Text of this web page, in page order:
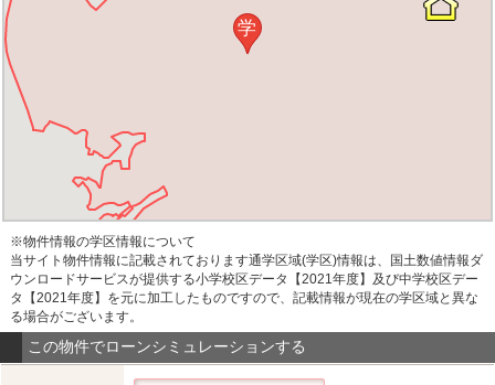
学
※物件情報の学区情報について
当サイト物件情報に記載されております通学区域(学区)情報は、国土数値情報ダ
ウンロードサービスが提供する小学校区データ【2021年度】及び中学校区デー
タ【2021年度】を元に加工したものですので、記載情報が現在の学区域と異な
る場合がございます。
この物件でローンシミュレーションする